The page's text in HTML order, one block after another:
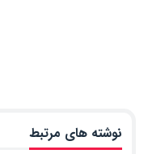
نوشته های مرتبط